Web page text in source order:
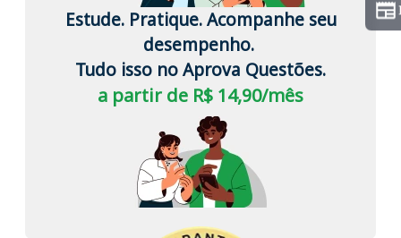
Estude. Pratique. Acompanhe seu
desempenho.
Tudo isso no Aprova Questões.
a partir de R$ 14,90/mês